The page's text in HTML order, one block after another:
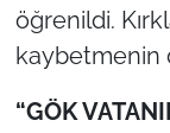
öğrenildi.
kaybetmenin
“GÖK